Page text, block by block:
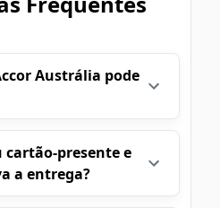
Austrália pode
cartão-presente e
a entrega?